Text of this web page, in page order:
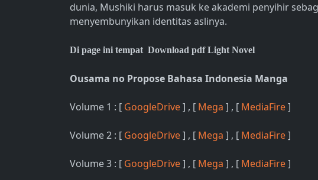
dunia, Mushiki harus masuk ke akademi penyihir
menyembunyikan identitas aslinya.
Di page ini tempat Download pdf Light Novel
Ousama no Propose Bahasa Indonesia Manga
Volume 1 : [ GoogleDrive] , [ Mega ] , [ MediaFire]
Volume 2 : [ GoogleDrive] , [ Mega ] , [ MediaFire]
Volume 3 : [ GoogleDrive] , [ Mega ] , [ MediaFire]